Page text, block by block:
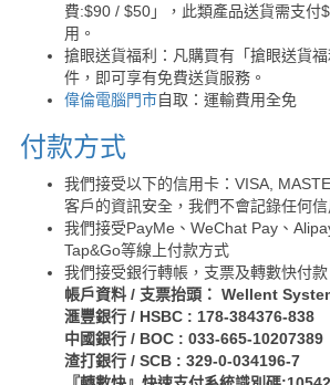
費:$90 / $50」，此類產品送貨需支付
用。
搶眼送貨福利：凡購買有「搶眼送貨
件，即可享有免費送貨服務。
偉倫電腦門市自取：運輸費用全免
付款方式
我們接受以下的信用卡：VISA,
客戶的資訊安全，我們不會記錄任何
我們接受PayMe、WeChat Pay、
Tap&Go等線上付款方式
我們接受銀行轉帳，支票及轉數快付款
帳戶資料 / 支票抬頭： Wellent
滙豐銀行 / HSBC : 178-384376-838
中國銀行 / BOC : 033-665-10207389
渣打銀行 / SCB : 329-0-034196-7